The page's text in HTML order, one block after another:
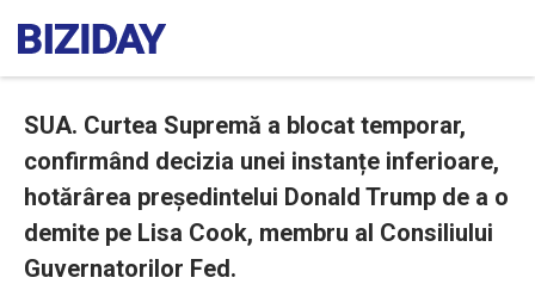
SUA. Curtea Supremă a blocat temporar,
confirmând decizia unei instanțe inferioare,
hotărârea președintelui Donald Trump de a o
demite pe Lisa Cook, membru al Consiliului
Guvernatorilor Fed.